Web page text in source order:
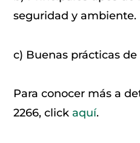
seguridad y ambiente.
c) Buenas prácticas
Para conocer más a
2266, click aquí.